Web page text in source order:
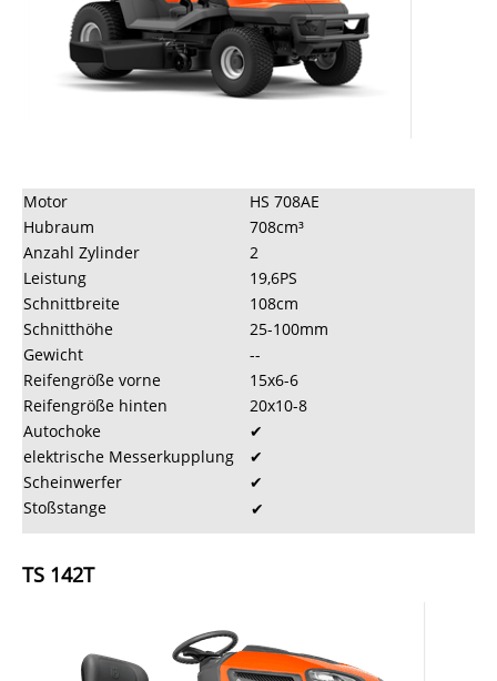
Motor
HS 708AE
Hubraum
708cm³
Anzahl Zylinder
2
Leistung
19,6PS
Schnittbreite
108cm
Schnitthöhe
25-100mm
Gewicht
--
Reifengröße vorne
15x6-6
Reifengröße hinten
20x10-8
Autochoke
✔
elektrische Messerkupplung
✔
Scheinwerfer
✔
Stoßstange
✔
TS 142T